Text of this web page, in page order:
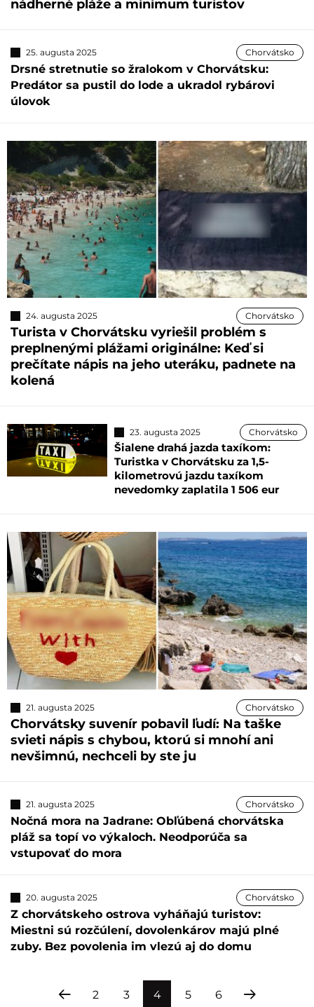
nádherné pláže a minimum turistov
25. augusta 2025 Chorvátsko
Drsné stretnutie so žralokom v Chorvátsku:
Predátor sa pustil do lode a ukradol rybárovi
úlovok
24. augusta 2025 Chorvátsko
Turista v Chorvátsku vyriešil problém s
preplnenými plážami originálne: Keď si
prečítate nápis na jeho uteráku, padnete na
kolená
23. augusta 2025 Chorvátsko
Šialene drahá jazda taxíkom:
Turistka v Chorvátsku za 1,5-
kilometrovú jazdu taxíkom
nevedomky zaplatila 1 506 eur
21. augusta 2025 Chorvátsko
Chorvátsky suvenír pobavil ľudí: Na taške
svieti nápis s chybou, ktorú si mnohí ani
nevšimnú, nechceli by ste ju
21. augusta 2025 Chorvátsko
Nočná mora na Jadrane: Obľúbená chorvátska
pláž sa topí vo výkaloch. Neodporúča sa
vstupovať do mora
20. augusta 2025 Chorvátsko
Z chorvátskeho ostrova vyháňajú turistov:
Miestni sú rozčúlení, dovolenkárov majú plné
zuby. Bez povolenia im vlezú aj do domu
2 3 4 5 6